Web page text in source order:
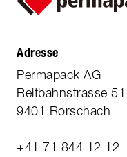
Adresse
Permapack AG
Reitbahnstrasse 51
9401 Rorschach
+41 71 844 12 12